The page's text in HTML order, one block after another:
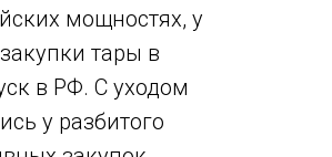
мощностях, у
тары в
в РФ. С уходом
у разбитого